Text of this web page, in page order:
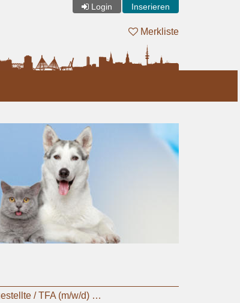
Login Inserieren
Merkliste
Tiermedizinische Fachangestellte / TFA (m/w/d) – Berlin-Biesdorf